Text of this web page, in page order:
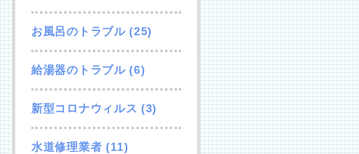
お風呂のトラブル(25)
給湯器のトラブル(6)
新型コロナウィルス (3)
水道修理業者 (11)